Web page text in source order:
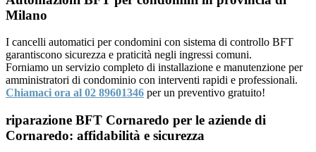
Milano
I cancelli automatici per condomini con sistema di controllo BFT
garantiscono sicurezza e praticità negli ingressi comuni.
Forniamo un servizio completo di installazione e manutenzione per
amministratori di condominio con interventi rapidi e professionali.
Chiamaci ora al 02 89601346 per un preventivo gratuito!
riparazione BFT Cornaredo per le aziende di
Cornaredo: affidabilità e sicurezza